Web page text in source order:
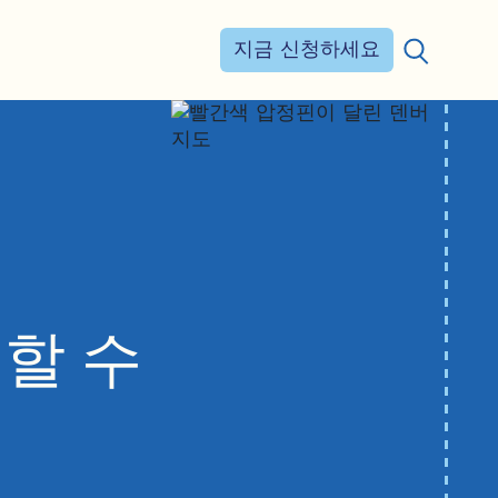
지금 신청하세요
검색:
수